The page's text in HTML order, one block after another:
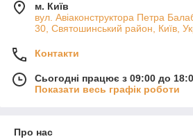
м. Київ
вул. Авіаконструктора Петра
30, Святошинський район, Київ,
Контакти
Сьогодні працює з 09:00 до
Показати весь графік роботи
Про нас